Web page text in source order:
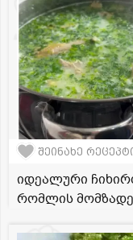
შეინახე
იდეალური
რომლის